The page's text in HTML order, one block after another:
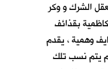
الشرك و وكر
بقذائف
وهمية ، يقدم
يتم نسب تلك